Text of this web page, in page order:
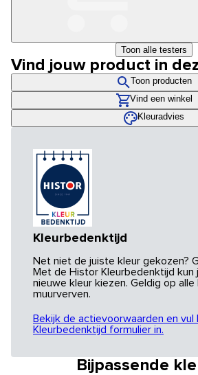
Toon alle testers
Vind jouw product in
Toon producten
Vind een winkel
Kleuradvies
Kleurbedenktijd
Net niet de juiste kleur gekozen?
Met de Histor Kleurbedenktijd kun
nieuwe kleur kiezen. Geldig op
muurverven.
Bekijk de actievoorwaarden en
Kleurbedenktijd formulier in.
Bijpassende